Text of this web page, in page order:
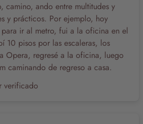
camino, ando entre multitudes y
y prácticos. Por ejemplo, hoy
ir al metro, fui a la oficina en el
10 pisos por las escaleras, los
Opera, regresé a la oficina, luego
caminando de regreso a casa.
verificado